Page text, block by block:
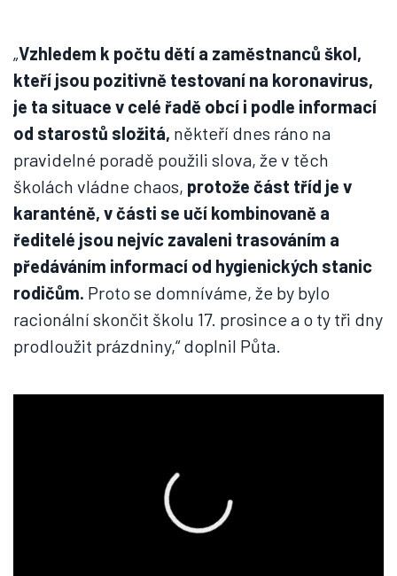
„Vzhledem k počtu dětí a zaměstnanců škol,
kteří jsou pozitivně testovaní na koronavirus,
je ta situace v celé řadě obcí i podle informací
od starostů složitá, někteří dnes ráno na
pravidelné poradě použili slova, že v těch
školách vládne chaos, protože část tříd je v
karanténě, v části se učí kombinovaně a
ředitelé jsou nejvíc zavaleni trasováním a
předáváním informací od hygienických stanic
rodičům. Proto se domníváme, že by bylo
racionální skončit školu 17. prosince a o ty tři dny
prodloužit prázdniny,“ doplnil Půta.